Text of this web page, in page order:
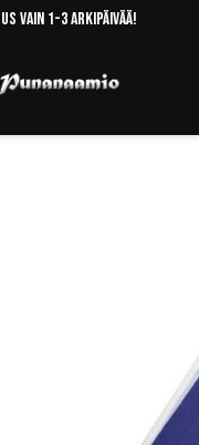
vain 1-3 arkipäivää!